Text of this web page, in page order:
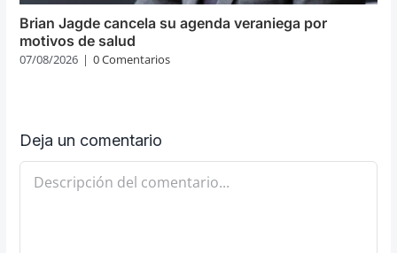
Brian Jagde cancela su agenda veraniega por
motivos de salud
07/08/2026 | 0 Comentarios
Deja un comentario
Comentario